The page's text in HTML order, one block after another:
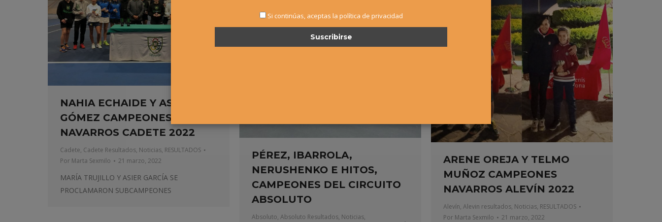
NAHIA ECHAIDE Y ASIER
GÓMEZ CAMPEONES
NAVARROS CADETE 2022
Cadete, Cadete Resultados, Noticias, RESULTADOS
Por Marta Sexmilo 21 marzo, 2022
MARÍA TRUJILLO Y ASIER GARCÍA SE
PROCLAMARON SUBCAMPEONES
PÉREZ, IBARROLA,
NERUSHENKO E HITOS,
CAMPEONES DEL CIRCUITO
ABSOLUTO
Absoluto, Absoluto Resultados, Noticias,
ARENE OREJA Y TELMO
MUÑOZ CAMPEONES
NAVARROS ALEVÍN 2022
Alevín, Alevin resultados, Noticias, RESULTADOS
Por Marta Sexmilo 21 marzo, 2022
Si continúas, aceptas la política de privacidad